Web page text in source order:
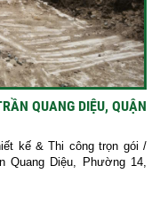
QUANG DIỆU, QUẬN
kế & Thi công trọn gói /
Quang Diệu, Phường 14,